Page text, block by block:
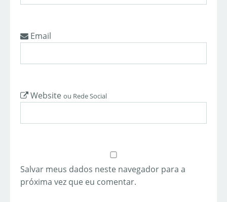
Email
Website ou Rede Social
Salvar meus dados neste navegador para a
próxima vez que eu comentar.